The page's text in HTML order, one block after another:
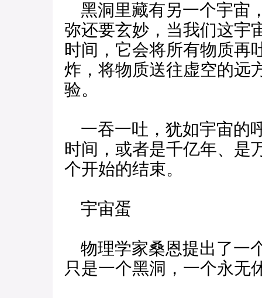
黑洞里藏有另一个宇宙
弥还要玄妙，当我们这宇
时间，它会将所有物质再
炸，将物质送往虚空的远
验。
一吞一吐，犹如宇宙的
时间，或者是千亿年、是
个开始的结束。
宇宙蛋
物理学家桑恩提出了一
只是一个黑洞，一个永无